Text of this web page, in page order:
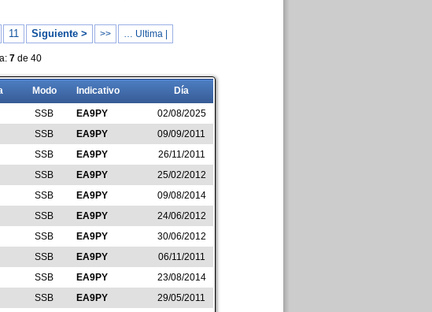
11 Siguiente > >> … Ultima |
7de 40
Modo Indicativo Día
SSB EA9PY
02/08/2025
SSB EA9PY
09/09/2011
SSB EA9PY
26/11/2011
SSB EA9PY
25/02/2012
SSB EA9PY
09/08/2014
SSB EA9PY
24/06/2012
SSB EA9PY
30/06/2012
SSB EA9PY
06/11/2011
SSB EA9PY
23/08/2014
SSB EA9PY
29/05/2011